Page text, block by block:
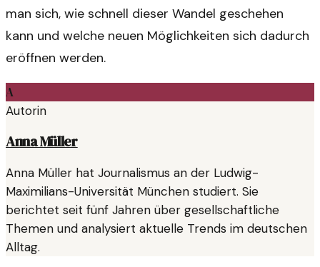
man sich, wie schnell dieser Wandel geschehen
kann und welche neuen Möglichkeiten sich dadurch
eröffnen werden.
A
Autorin
Anna Müller
Anna Müller hat Journalismus an der Ludwig-
Maximilians-Universität München studiert. Sie
berichtet seit fünf Jahren über gesellschaftliche
Themen und analysiert aktuelle Trends im deutschen
Alltag.